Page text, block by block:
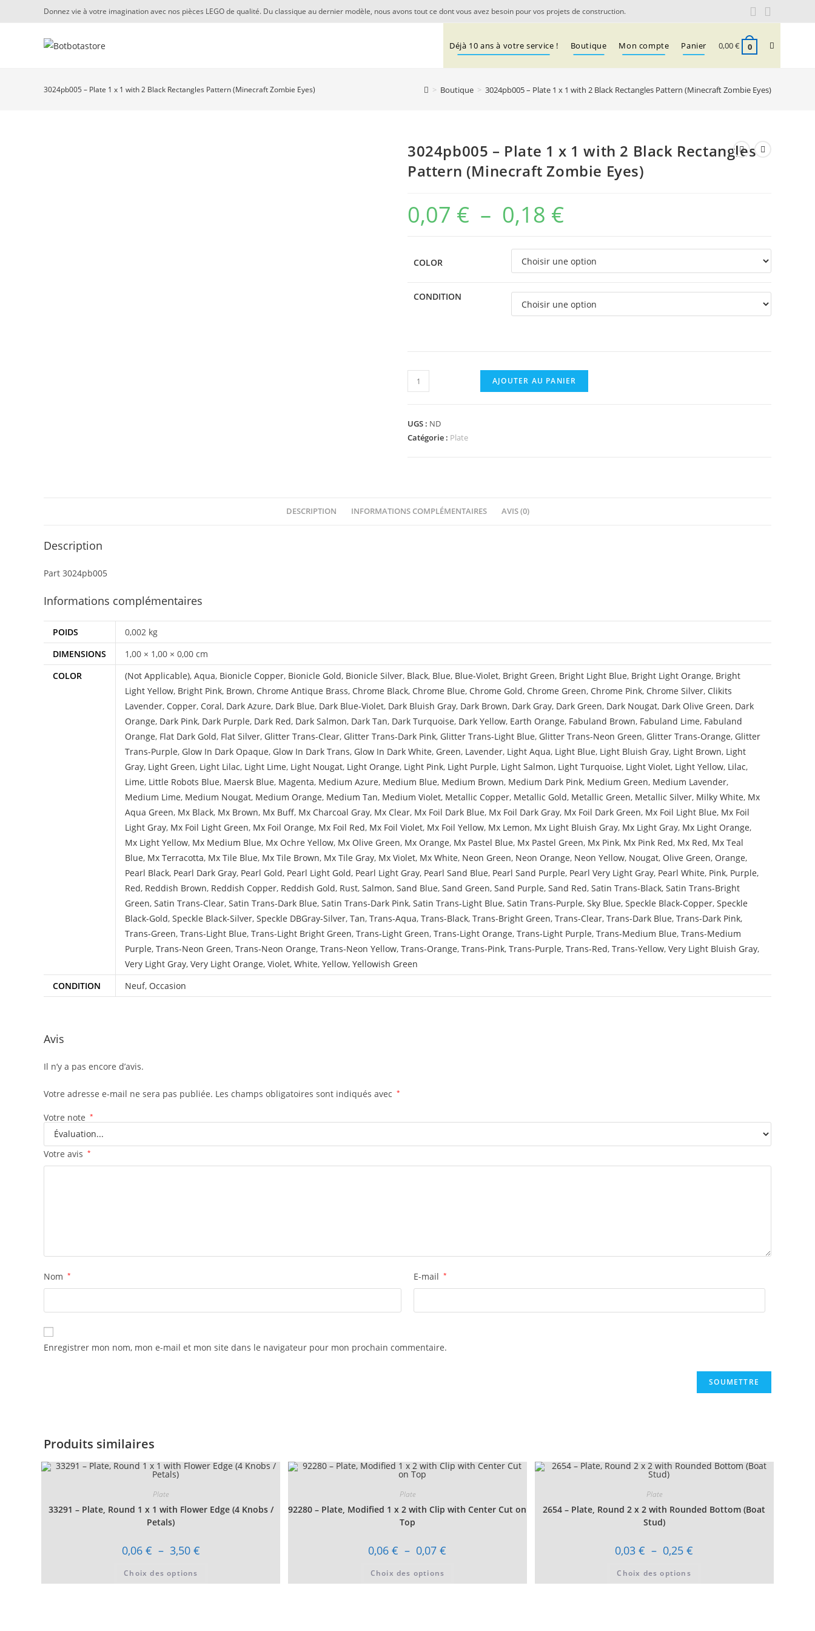
Donnez vie à votre imagination avec nos pièces LEGO de qualité. Du classique au dernier modèle, nous avons tout ce dont vous avez besoin pour vos projets de construction.
Déjà 10 ans à votre service ! Boutique Mon compte Panier 0,00€ 0 Toggle
website
3024pb005 – Plate 1 x 1 with 2 Black Rectangles Pattern (Minecraft Zombie Eyes) > Boutique > 3024pb005 – Plate 1 x 1 with 2 Black Rectangles Pattern (Minecraft Zombie Eyes)
3024pb005 – Plate 1 x 1 with 2 Black Rectangles
Pattern (Minecraft Zombie Eyes)
0,07 € – 0,18 €
prix :
0,07 €
0,18 €
COLOR
CONDITION
quantité
de
-
Plate
2
AJOUTER AU PANIER
UGS : ND
Catégorie : Plate
DESCRIPTION INFORMATIONS COMPLÉMENTAIRES AVIS (0)
Description
Part 3024pb005
Informations complémentaires
POIDS
0,002 kg
DIMENSIONS
1,00 × 1,00 × 0,00 cm
COLOR
(Not Applicable), Aqua, Bionicle Copper, Bionicle Gold, Bionicle Silver, Black, Blue, Blue-Violet, Bright Green, Bright Light Blue, Bright Light Orange, Bright
Light Yellow, Bright Pink, Brown, Chrome Antique Brass, Chrome Black, Chrome Blue, Chrome Gold, Chrome Green, Chrome Pink, Chrome Silver, Clikits
Lavender, Copper, Coral, Dark Azure, Dark Blue, Dark Blue-Violet, Dark Bluish Gray, Dark Brown, Dark Gray, Dark Green, Dark Nougat, Dark Olive Green, Dark
Orange, Dark Pink, Dark Purple, Dark Red, Dark Salmon, Dark Tan, Dark Turquoise, Dark Yellow, Earth Orange, Fabuland Brown, Fabuland Lime, Fabuland
Orange, Flat Dark Gold, Flat Silver, Glitter Trans-Clear, Glitter Trans-Dark Pink, Glitter Trans-Light Blue, Glitter Trans-Neon Green, Glitter Trans-Orange, Glitter
Trans-Purple, Glow In Dark Opaque, Glow In Dark Trans, Glow In Dark White, Green, Lavender, Light Aqua, Light Blue, Light Bluish Gray, Light Brown, Light
Gray, Light Green, Light Lilac, Light Lime, Light Nougat, Light Orange, Light Pink, Light Purple, Light Salmon, Light Turquoise, Light Violet, Light Yellow, Lilac,
Lime, Little Robots Blue, Maersk Blue, Magenta, Medium Azure, Medium Blue, Medium Brown, Medium Dark Pink, Medium Green, Medium Lavender,
Medium Lime, Medium Nougat, Medium Orange, Medium Tan, Medium Violet, Metallic Copper, Metallic Gold, Metallic Green, Metallic Silver, Milky White, Mx
Aqua Green, Mx Black, Mx Brown, Mx Buff, Mx Charcoal Gray, Mx Clear, Mx Foil Dark Blue, Mx Foil Dark Gray, Mx Foil Dark Green, Mx Foil Light Blue, Mx Foil
Light Gray, Mx Foil Light Green, Mx Foil Orange, Mx Foil Red, Mx Foil Violet, Mx Foil Yellow, Mx Lemon, Mx Light Bluish Gray, Mx Light Gray, Mx Light Orange,
Mx Light Yellow, Mx Medium Blue, Mx Ochre Yellow, Mx Olive Green, Mx Orange, Mx Pastel Blue, Mx Pastel Green, Mx Pink, Mx Pink Red, Mx Red, Mx Teal
Blue, Mx Terracotta, Mx Tile Blue, Mx Tile Brown, Mx Tile Gray, Mx Violet, Mx White, Neon Green, Neon Orange, Neon Yellow, Nougat, Olive Green, Orange,
Pearl Black, Pearl Dark Gray, Pearl Gold, Pearl Light Gold, Pearl Light Gray, Pearl Sand Blue, Pearl Sand Purple, Pearl Very Light Gray, Pearl White, Pink, Purple,
Red, Reddish Brown, Reddish Copper, Reddish Gold, Rust, Salmon, Sand Blue, Sand Green, Sand Purple, Sand Red, Satin Trans-Black, Satin Trans-Bright
Green, Satin Trans-Clear, Satin Trans-Dark Blue, Satin Trans-Dark Pink, Satin Trans-Light Blue, Satin Trans-Purple, Sky Blue, Speckle Black-Copper, Speckle
Black-Gold, Speckle Black-Silver, Speckle DBGray-Silver, Tan, Trans-Aqua, Trans-Black, Trans-Bright Green, Trans-Clear, Trans-Dark Blue, Trans-Dark Pink,
Trans-Green, Trans-Light Blue, Trans-Light Bright Green, Trans-Light Green, Trans-Light Orange, Trans-Light Purple, Trans-Medium Blue, Trans-Medium
Purple, Trans-Neon Green, Trans-Neon Orange, Trans-Neon Yellow, Trans-Orange, Trans-Pink, Trans-Purple, Trans-Red, Trans-Yellow, Very Light Bluish Gray,
Very Light Gray, Very Light Orange, Violet, White, Yellow, Yellowish Green
CONDITION
Neuf, Occasion
Avis
Il n’y a pas encore d’avis.
Votre adresse e-mail ne sera pas publiée. Les champs obligatoires sont indiqués avec *
Votre note *
Votre avis *
Nom * E-mail *
Enregistrer mon nom, mon e-mail et mon site dans le navigateur pour mon prochain commentaire.
Produits similaires
Plate
33291 – Plate, Round 1 x 1 with Flower Edge (4 Knobs /
Petals)
0,06 € – 3,50 €Plage
de
à
Choix des options
a
Plate
92280 – Plate, Modified 1 x 2 with Clip with Center Cut on
Top
0,06€ – 0,07€
à
Choix des options
a
Plate
2654 – Plate, Round 2 x 2 with Rounded Bottom (Boat
Stud)
0,03€ – 0,25€
à
Choix des options
a